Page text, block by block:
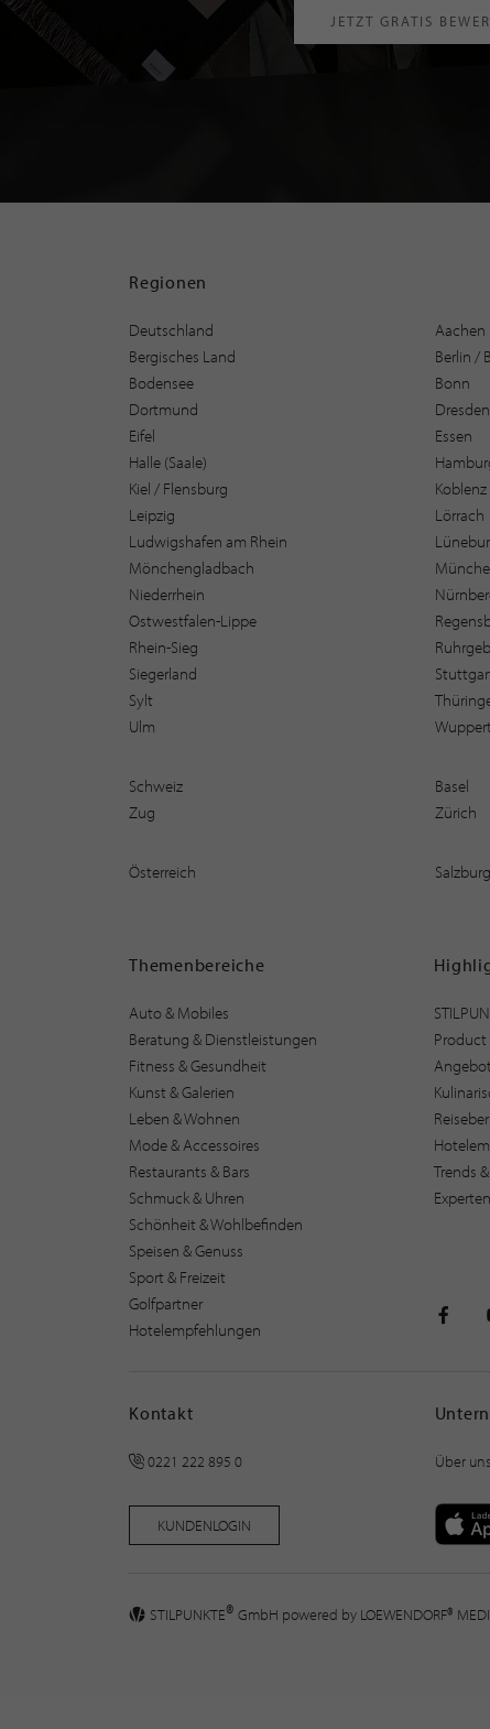
JETZT GRATIS
Regionen
Deutschland Aachen
Bergisches Land
Berlin /
Bodensee
Bonn
Dortmund
Dresden
Eifel
Essen
Halle (Saale)
Kiel / Flensburg
Koblenz
Leipzig
Lörrach
Ludwigshafen am Rhein
Mönchengladbach
Niederrhein
Ostwestfalen-Lippe
Rhein-Sieg
Siegerland
Sylt
Ulm
Schweiz Basel
Zug
Zürich
Österreich Salzburg
Themenbereiche
Auto & Mobiles
Beratung & Dienstleistungen
Fitness & Gesundheit
Kunst & Galerien
Leben & Wohnen
Mode & Accessoires
Restaurants & Bars
Schmuck & Uhren
Schönheit & Wohlbefinden
Speisen & Genuss
Sport & Freizeit
Golfpartner
Hotelempfehlungen
Product
Trends
Kontakt
0221 222 895 0
KUNDENLOGIN
Über uns
STILPUNKTE® GmbH powered by LOEWENDORF®